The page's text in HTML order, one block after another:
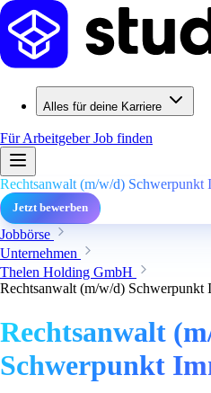
Alles für deine Karriere
Für ArbeitgeberJob finden
Rechtsanwalt (m/w/d) Schwerpunkt
Jetzt bewerben
Jobbörse
Unternehmen
Thelen Holding GmbH
Rechtsanwalt (m/w/d) Schwerpunkt
Rechtsanwalt
Schwerpunkt